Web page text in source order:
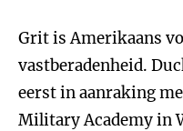
Grit is Amerikaans
vastberadenheid.
eerst in aanraking
Military Academy in